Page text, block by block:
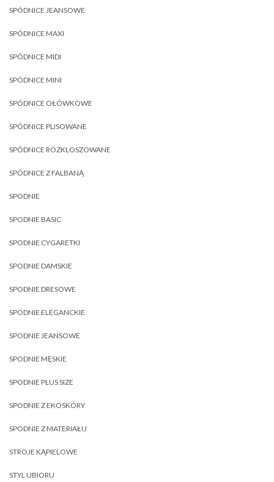
SPÓDNICE JEANSOWE
SPÓDNICE MAXI
SPÓDNICE MIDI
SPÓDNICE MINI
SPÓDNICE OŁÓWKOWE
SPÓDNICE PLISOWANE
SPÓDNICE ROZKLOSZOWANE
SPÓDNICE Z FALBANĄ
SPODNIE
SPODNIE BASIC
SPODNIE CYGARETKI
SPODNIE DAMSKIE
SPODNIE DRESOWE
SPODNIE ELEGANCKIE
SPODNIE JEANSOWE
SPODNIE MĘSKIE
SPODNIE PLUS SIZE
SPODNIE Z EKOSKÓRY
SPODNIE Z MATERIAŁU
STROJE KĄPIELOWE
STYL UBIORU